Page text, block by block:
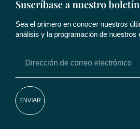
Suscríbase a nuestro boletín
Sea el primero en conocer nuestros
análisis y la programación de nuestros
ENVIAR